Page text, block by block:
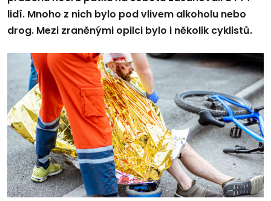
lidí. Mnoho z nich bylo pod vlivem alkoholu nebo
drog. Mezi zraněnými opilci bylo i několik cyklistů.